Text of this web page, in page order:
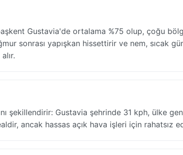
Gustavia'de ortalama %75 olup, çoğu
sonrası yapışkan hissettirir ve nem, sıcak
şekillendirir: Gustavia şehrinde 31 kph, ülke
ancak hassas açık hava işleri için rahatsız